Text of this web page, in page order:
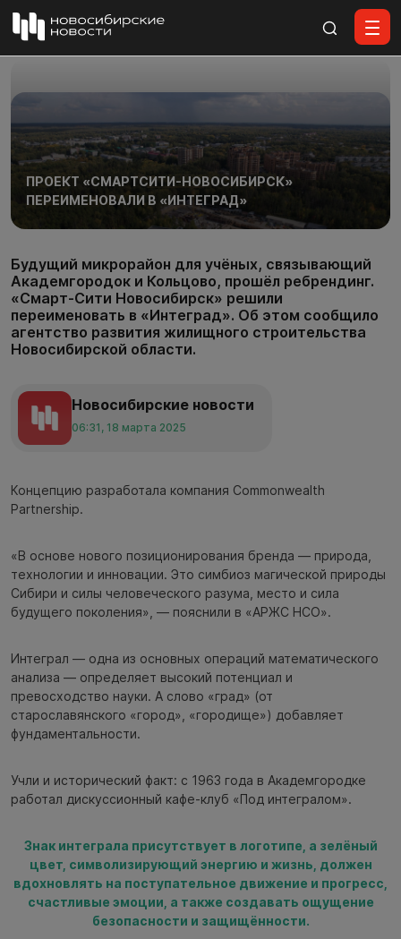
ПРОЕКТ «СМАРТСИТИ-НОВОСИБИРСК»
ПЕРЕИМЕНОВАЛИ В «ИНТЕГРАД»
Будущий микрорайон для учёных, связывающий
Академгородок и Кольцово, прошёл ребрендинг.
«Смарт-Сити Новосибирск» решили
переименовать в «Интеград». Об этом сообщило
агентство развития жилищного строительства
Новосибирской области.
Новосибирские новости
06:31, 18 марта 2025
Концепцию разработала компания Commonwealth
Partnership.
«В основе нового позиционирования бренда — природа,
технологии и инновации. Это симбиоз магической природы
Сибири и силы человеческого разума, место и сила
будущего поколения», — пояснили в «АРЖС НСО».
Интеграл — одна из основных операций математического
анализа — определяет высокий потенциал и
превосходство науки. А слово «град» (от
старославянского «город», «городище») добавляет
фундаментальности.
Учли и исторический факт: с 1963 года в Академгородке
работал дискуссионный кафе-клуб «Под интегралом».
Знак интеграла присутствует в логотипе, а зелёный
цвет, символизирующий энергию и жизнь, должен
вдохновлять на поступательное движение и прогресс,
счастливые эмоции, а также создавать ощущение
безопасности и защищённости.